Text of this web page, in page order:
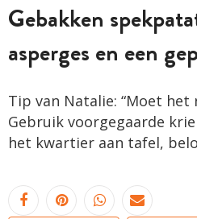
Gebakken
asperges en een
Tip van Natalie: “Moet het
Gebruik voorgegaarde
het kwartier aan tafel,